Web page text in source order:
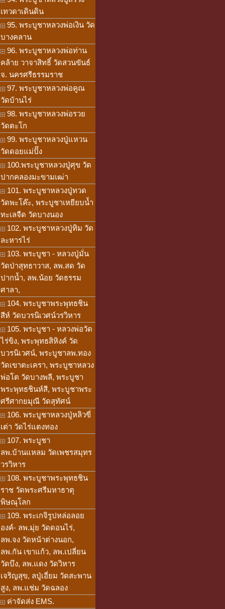
เทวดาเดินดิน
95. พระบูชาหลวงพ่อเงิน วัด
บางคลาน
96. พระบูชาหลวงพ่อท่าน
คล้าย วาจาสิทธิ์ วัดสวนขันธ์
จ. นครศรีธรรมราช
97. พระบูชาหลวงพ่อคูณ
วัดบ้านไร่
98. พระบูชาหลวงพ่อรวย
วัดตะโก
99. พระบูชาหลวงปู่แหวน
วัดดอยแม่ปั๊ง
100.พระบูชาหลวงปู่ศุข วัด
ปากคลองมะขามเฒ่า
101. พระบูชาหลวงปู่ทวด
วัดพะโค๊ะ, พระบูชาเหยียบน้ำ
ทะเลจืด วัดบางนอง
102. พระบูชาหลวงปู่ทิม วัด
ละหารไร่
103. พระบูชา - หลวงปู่มั่น
วัดป่าสุทธาวาส, ลพ.สด วัด
ปากน้ำ, ลพ.น้อย วัดธรรม
ศาลา,
104. พระบูชาพระพุทธชิน
สีห์ วัดบวรนิเวศน์วรวิหาร
105. พระบูชา - หลวงพ่อวัด
ไร่ขิง, พระพุทธสิหิงค์ วัด
บวรนิเวศน์, พระบูชาลพ.ทอง
วัดเขาตะเครา, พระบูชาหลวง
พ่อโต วัดบางพลี, พระบูชา
พระพุทธชินห์สี, พระบูชาพระ
ศรีศากยมุณี วัดสุทัศน์
106. พระบูชาหลวงปู่หลิวขี่
เต่า วัดไร่แตงทอง
107. พระบูชา
ลพ.บ้านแหลม วัดเพชรสมุทร
วรวิหาร
108. พระบูชาพระพุทธชิน
ราช วัดพระศรีมหาธาตุ
พิษณุโลก
109. พระเกจิรูปหล่อลอย
องค์- ลพ.มุ่ย วัดดอนไร่,
ลพ.จง วัดหน้าต่างนอก,
ลพ.กัน เขาแก้ว, ลพ.เปลี่ยน
วัดบึง, ลพ.แดง วัดวิหาร
เจริญสุข, ลปู่เอี่ยม วัดสะพาน
สูง, ลพ.แช่ม วัดฉลอง
ค่าจัดส่ง EMS.